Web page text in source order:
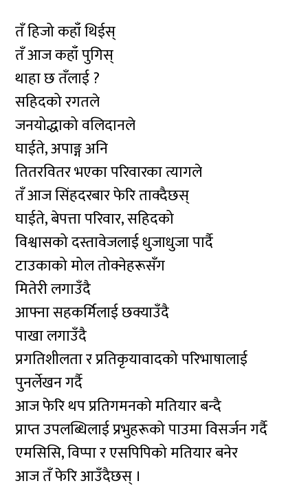
तँ हिजो कहाँ थिईस्
तँ आज कहाँ पुगिस्
थाहा छ तँलाई ?
सहिदको रगतले
जनयोद्धाको वलिदानले
घाईते, अपाङ्ग अनि
तितरवितर भएका परिवारका त्यागले
तँ आज सिंहदरबार फेरि ताक्दैछस्
घाईते, बेपत्ता परिवार, सहिदको
विश्वासको दस्तावेजलाई धुजाधुजा पार्दै
टाउकाको मोल तोक्नेहरूसँग
मितेरी लगाउँदै
आफ्ना सहकर्मिलाई छक्याउँदै
पाखा लगाउँदै
प्रगतिशीलता र प्रतिकृयावादको परिभाषालाई
पुनर्लेखन गर्दै
आज फेरि थप प्रतिगमनको मतियार बन्दै
प्राप्त उपलब्धिलाई प्रभुहरूको पाउमा विसर्जन गर्दै
एमसिसि, विप्पा र एसपिपिको मतियार बनेर
आज तँ फेरि आउँदैछस् ।